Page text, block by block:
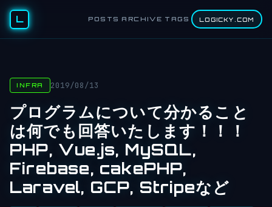
L POSTS ARCHIVE TAGS LOGICKY.COM
INFRA 2019/08/13
プログラムについて分かること
は何でも回答いたします！！！
PHP, Vue.js, MySQL,
Firebase, cakePHP,
Laravel, GCP, Stripeなど